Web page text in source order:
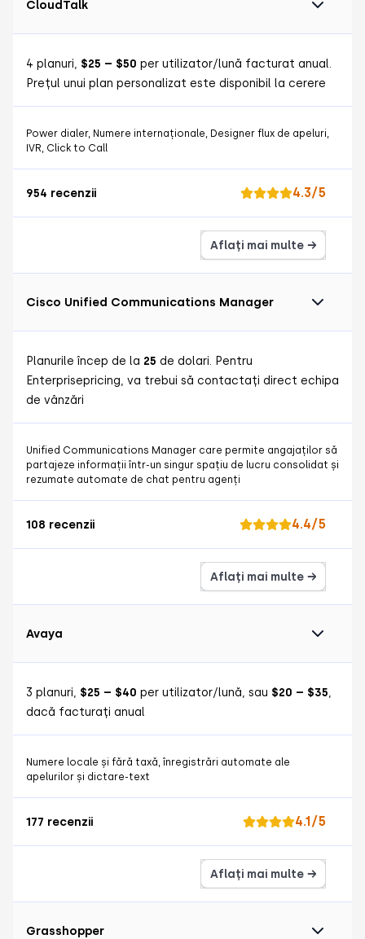
CloudTalk
4 planuri, $25 – $50 per utilizator/lună facturat anual.
Prețul unui plan personalizat este disponibil la cerere
Power dialer, Numere internaționale, Designer flux de apeluri,
IVR, Click to Call
4.3/5
954 recenzii
Aflați mai multe →
Cisco Unified Communications Manager
Planurile încep de la 25 de dolari. Pentru
Enterprisepricing, va trebui să contactați direct echipa
de vânzări
Unified Communications Manager care permite angajaților să
partajeze informații într-un singur spațiu de lucru consolidat și
rezumate automate de chat pentru agenți
4.4/5
108 recenzii
Aflați mai multe →
Avaya
3 planuri, $25 – $40 per utilizator/lună, sau $20 – $35
dacă facturați anual
Numere locale și fără taxă, înregistrări automate ale
apelurilor și dictare-text
4.1/5
177 recenzii
Aflați mai multe →
Grasshopper